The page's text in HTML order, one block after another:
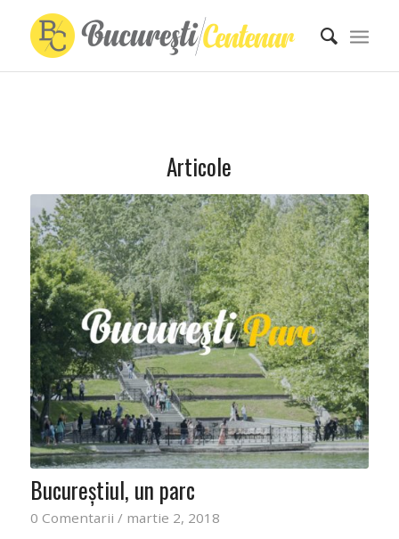
Articole
Bucureștiul, un parc
0 Comentarii / martie 2, 2018